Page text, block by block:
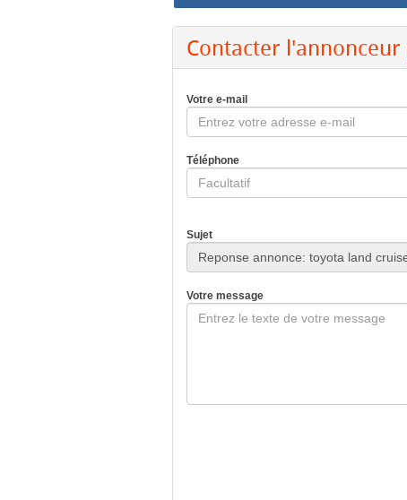
Contacter l'annonceur
Votre e-mail
Téléphone
Sujet
Votre message